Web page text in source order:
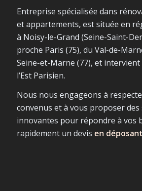
Entreprise spécialisée dans
et appartements, est située en
à Noisy-le-Grand (Seine-Saint-
proche Paris (75), du Val-de-
Seine-et-Marne (77), et
l’Est Parisien.
Nous nous engageons à
convenus et à vous proposer
innovantes pour répondre à vos
rapidement un devis en